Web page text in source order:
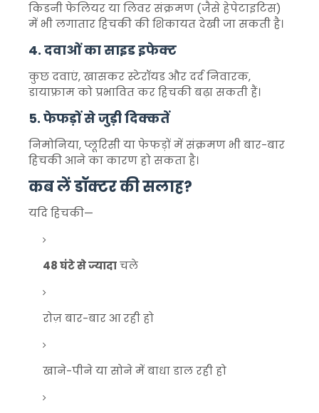
किडनी फेलियर या लिवर संक्रमण (जैसे हेपेटाइटिस)
में भी लगातार हिचकी की शिकायत देखी जा सकती है।
4. दवाओं का साइड इफेक्ट
कुछ दवाएं, खासकर स्टेरॉयड और दर्द निवारक,
डायाफ्राम को प्रभावित कर हिचकी बढ़ा सकती हैं।
5. फेफड़ों से जुड़ी दिक्कतें
निमोनिया, प्लूरिसी या फेफड़ों में संक्रमण भी बार-बार
हिचकी आने का कारण हो सकता है।
कब लें डॉक्टर की सलाह?
यदि हिचकी—
48 घंटे से ज्यादाचले
रोज़ बार-बार आ रही हो
खाने-पीने या सोने में बाधा डाल रही हो